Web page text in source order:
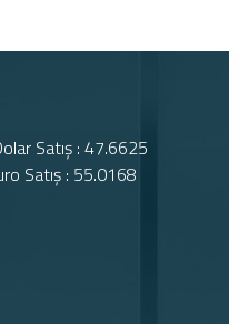
Satış : 47.6625
Satış : 55.0168